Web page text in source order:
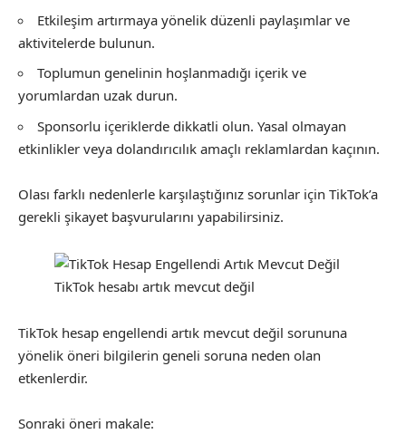
Etkileşim artırmaya yönelik düzenli paylaşımlar ve
aktivitelerde bulunun.
Toplumun genelinin hoşlanmadığı içerik ve
yorumlardan uzak durun.
Sponsorlu içeriklerde dikkatli olun. Yasal olmayan
etkinlikler veya dolandırıcılık amaçlı reklamlardan kaçının.
Olası farklı nedenlerle karşılaştığınız sorunlar için TikTok’a
gerekli şikayet başvurularını yapabilirsiniz.
TikTok hesabı artık mevcut değil
TikTok hesap engellendi artık mevcut değil sorununa
yönelik öneri bilgilerin geneli soruna neden olan
etkenlerdir.
Sonraki öneri makale: